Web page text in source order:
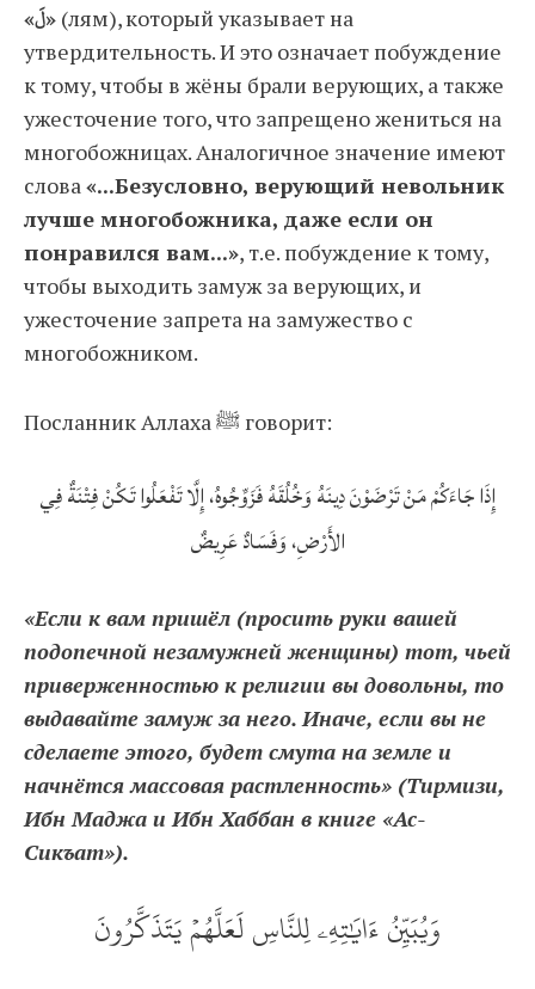
«لَ» (лям), который указывает на
утвердительность. И это означает побуждение
к тому, чтобы в жёны брали верующих, а также
ужесточение того, что запрещено жениться на
многобожницах. Аналогичное значение имеют
слова «...Безусловно, верующий невольник
лучше многобожника, даже если он
понравился вам...», т.е. побуждение к тому,
чтобы выходить замуж за верующих, и
ужесточение запрета на замужество с
многобожником.
Посланник Аллаха ﷺ говорит:
إِذَا جَاءَكُمْ مَنْ تَرْضَوْنَ دِينَهُ وَخُلُقَهُ فَزَوِّجُوهُ، إِلَّا تَفْعَلُوا تَكُنْ فِتْنَةٌ فِي
الأَرْضِ، وَفَسَادٌ عَرِيضٌ
«Если к вам пришёл (просить руки вашей
подопечной незамужней женщины) тот, чьей
приверженностью к религии вы довольны, то
выдавайте замуж за него. Иначе, если вы не
сделаете этого, будет смута на земле и
начнётся массовая растленность» (Тирмизи,
Ибн Маджа и Ибн Хаббан в книге «Ас-
Сикъат»).
وَيُبَيِّنُ ءَايَٰتِهِۦ لِلنَّاسِ لَعَلَّهُمۡ يَتَذَكَّرُونَ